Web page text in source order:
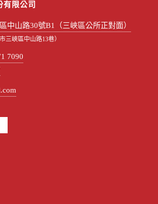
限公司
中山路30號B1（三峽區公所正對面）
三峽區中山路13巷）
7090